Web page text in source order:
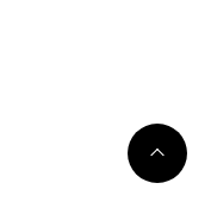
ません。
予めご了承ください。
で取り扱っている商品が対象
せ